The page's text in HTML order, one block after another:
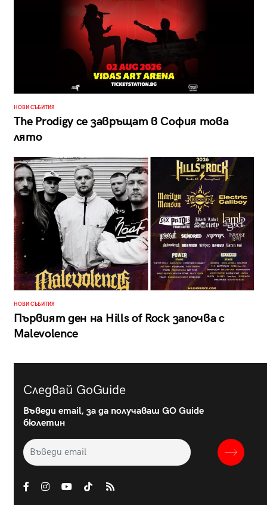
НОВИ СЪБИТИЯ
The Prodigy се завръщат в София това
лято
НОВИ СЪБИТИЯ
Първият ден на Hills of Rock започва с
Malevolence
Следвай GoGuide
Въведи email, за да получаваш GO Guide
бюлетин